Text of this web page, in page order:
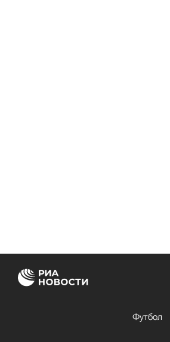
Футбол